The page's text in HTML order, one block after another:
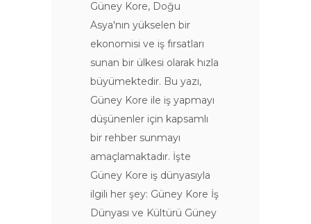
Güney Kore, Doğu
Asya'nın yükselen bir
ekonomisi ve iş fırsatları
sunan bir ülkesi olarak hızla
büyümektedir. Bu yazı,
Güney Kore ile iş yapmayı
düşünenler için kapsamlı
bir rehber sunmayı
amaçlamaktadır. İşte
Güney Kore iş dünyasıyla
ilgili her şey: Güney Kore İş
Dünyası ve Kültürü Güney